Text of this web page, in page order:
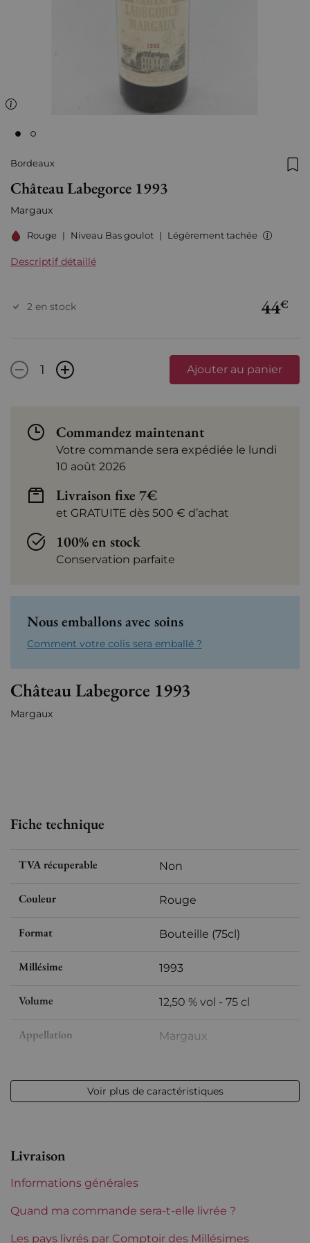
Bordeaux
Château Labegorce 1993
Margaux
Rouge | Niveau Bas goulot | Légèrement tachée
Descriptif détaillé
44€
2 en stock
- + Ajouter au panier
Commandez maintenant
Votre commande sera expédiée le lundi
10 août 2026
Livraison fixe 7€
et GRATUITE dès 500 € d’achat
100% en stock
Conservation parfaite
Nous emballons avec soins
Comment votre colis sera emballé ?
Château Labegorce 1993
Margaux
Fiche technique
TVA récuperable Non
Couleur Rouge
Format Bouteille (75cl)
Millésime 1993
Volume 12,50 % vol - 75 cl
Appellation Margaux
Etiquette Légèrement tachée
Châteaux de Bordeaux Labegorce
Tranche de prix De 30 à 50 €
Voir plus de caractéristiques
Livraison
Informations générales
Quand ma commande sera-t-elle livrée ?
Les pays livrés par Comptoir des Millésimes